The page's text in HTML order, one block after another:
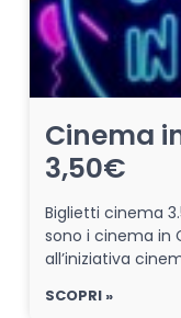
Cinema
3,50€
Biglietti cinema
sono i cinema in
all’iniziativa
SCOPRI »